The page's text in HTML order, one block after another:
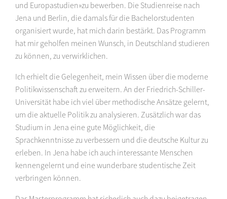
und Europastudien»zu bewerben. Die Studienreise nach
Jena und Berlin, die damals für die Bachelorstudenten
organisiert wurde, hat mich darin bestärkt. Das Programm
hat mir geholfen meinen Wunsch, in Deutschland studieren
zu können, zu verwirklichen.
Ich erhielt die Gelegenheit, mein Wissen über die moderne
Politikwissenschaft zu erweitern. An der Friedrich-Schiller-
Universität habe ich viel über methodische Ansätze gelernt,
um die aktuelle Politik zu analysieren. Zusätzlich war das
Studium in Jena eine gute Möglichkeit, die
Sprachkenntnisse zu verbessern und die deutsche Kultur zu
erleben. In Jena habe ich auch interessante Menschen
kennengelernt und eine wunderbare studentische Zeit
verbringen können.